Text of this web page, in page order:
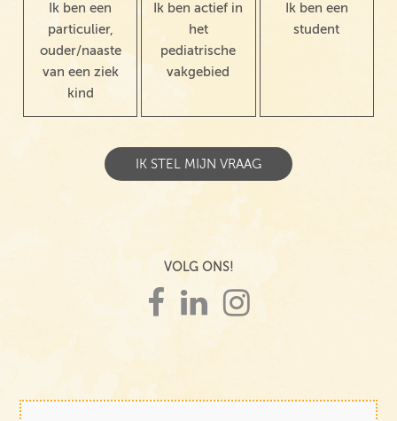
Ik ben een
particulier,
ouder/naaste
van een ziek
kind
Ik ben actief in
het
pediatrische
vakgebied
Ik ben een
student
VOLG ONS!